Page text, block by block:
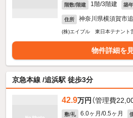
階数/階建 1階/3階建 築
住所 神奈川県横須賀市
(株)エイブル 東日本テナント
物件詳細を
京急本線 /追浜駅 徒歩3分
42.9万円 （管理費
敷/礼 6.0ヶ月/0.5ヶ月